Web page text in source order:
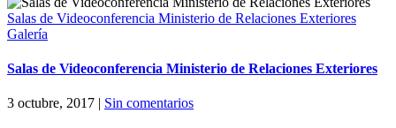
Salas de Videoconferencia Ministerio de Relaciones Exteriores
Galería
Salas de Videoconferencia Ministerio de Relaciones Exteriores
3 octubre, 2017 | Sin comentarios